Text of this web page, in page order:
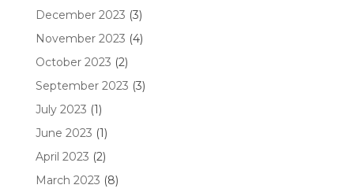
December 2023 (3)
November 2023 (4)
October 2023 (2)
September 2023 (3)
July 2023 (1)
June 2023 (1)
April 2023 (2)
March 2023 (8)